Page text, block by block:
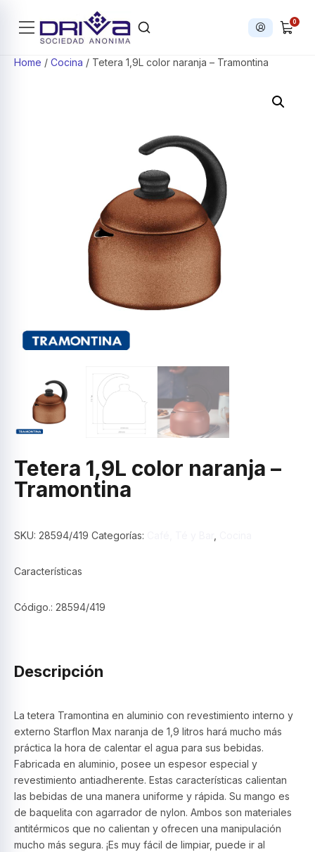
Iniciar
0
Home / Cocina / Tetera 1,9L color naranja – Tramontina
Tetera 1,9L color naranja –
Tramontina
SKU: 28594/419 Categorías:
Características
Código.: 28594/419
Descripción
La tetera Tramontina en aluminio con revestimiento interno y
externo Starflon Max naranja de 1,9 litros hará mucho más
práctica la hora de calentar el agua para sus bebidas.
Fabricada en aluminio, posee un espesor especial y
revestimiento antiadherente. Estas características calientan
las bebidas de una manera uniforme y rápida. Su mango es
de baquelita con agarrador de nylon. Ambos son materiales
antitérmicos que no calientan y ofrecen una manipulación
mucho más segura. ¡Es muy fácil de limpiar, puede ir al